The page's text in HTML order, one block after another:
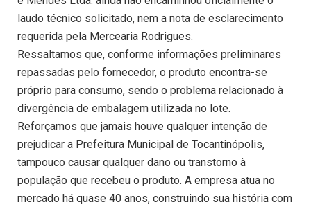
laudo técnico solicitado, nem a nota de esclarecimento
requerida pela Mercearia Rodrigues.
Ressaltamos que, conforme informações preliminares
repassadas pelo fornecedor, o produto encontra-se
próprio para consumo, sendo o problema relacionado à
divergência de embalagem utilizada no lote.
Reforçamos que jamais houve qualquer intenção de
prejudicar a Prefeitura Municipal de Tocantinópolis,
tampouco causar qualquer dano ou transtorno à
população que recebeu o produto. A empresa atua no
mercado há quase 40 anos, construindo sua história com